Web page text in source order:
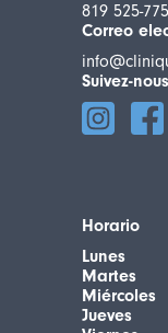
819 525-
Correo
Suivez-nous
Horario
Lunes
Martes
Miércoles
Jueves